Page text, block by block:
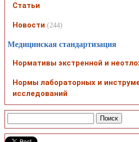
Статьи
Новости (244)
Медицинская стандартизация
Нормативы экстренной и
Нормы лабораторных и
исследований